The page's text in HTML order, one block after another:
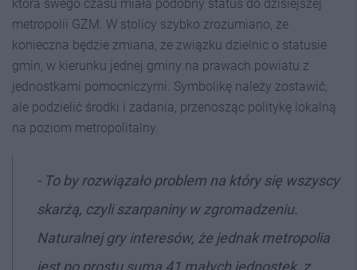
która swego czasu miała podobny status do dzisiejszej
metropolii GZM. W stolicy szybko zrozumiano, że
konieczna będzie zmiana, ze związku dzielnic o statusie
gmin, w kierunku jednej gminy na prawach powiatu z
jednostkami pomocniczymi. Symbolikę należy zostawić,
ale podzielić środki i zadania, przenosząc politykę lokalną
na poziom metropolitalny.
- To by rozwiązało problem na który się wszyscy
skarżą, czyli szarpaniny w zgromadzeniu.
Naturalnej gry interesów, że jednak metropolia
jest po prostu sumą 41 małych jednostek, z